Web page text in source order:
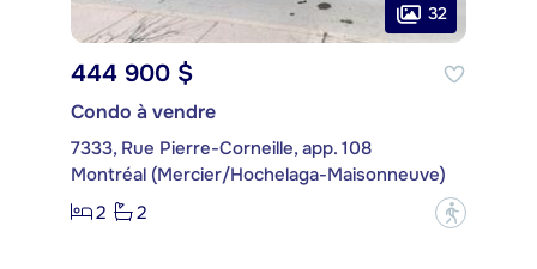
32
444 900 $
Condo à vendre
7333, Rue Pierre-Corneille, app. 108
Montréal (Mercier/Hochelaga-Maisonneuve)
2
2 ?